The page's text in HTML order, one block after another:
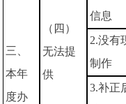
三、
本年
度办
（四）
无法提
供
信息
2.没有
制作
3.补正